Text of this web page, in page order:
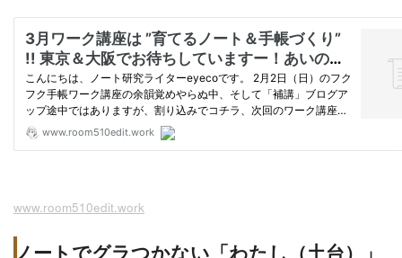
www.room510edit.work
ノートでグラつかない「わたし（土台）」